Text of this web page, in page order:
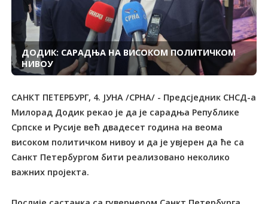
ДОДИК: САРАДЊА НА ВИСОКОМ ПОЛИТИЧКОМ
НИВОУ
САНКТ ПЕТЕРБУРГ, 4. ЈУНА /СРНА/ - Предсједник СНСД-а
Милорад Додик рекао је да је сарадња Републике
Српске и Русије већ двадесет година на веома
високом политичком нивоу и да је увјерен да ће са
Санкт Петербургом бити реализовано неколико
важних пројекта.